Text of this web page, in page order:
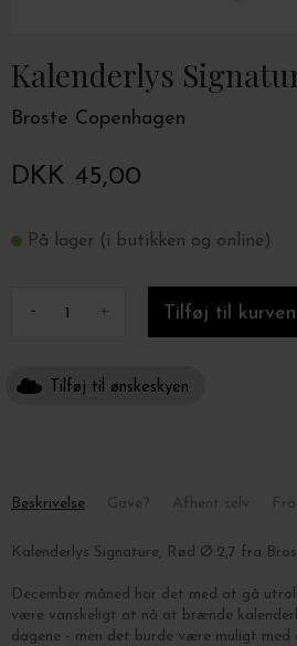
Kalenderlys
Broste Copenhagen
DKK 45,00
På lager (i butikken og online)
- +
Tilføj til ønskeskyen
Beskrivelse
Kalenderlys Signature, Rød Ø:2,7 fra
December måned har det med at gå
være vanskeligt at nå at brænde
dagene - men det burde være muligt